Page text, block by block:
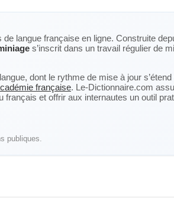
langue française en ligne. Construite
s’inscrit dans un travail régulier de
dont le rythme de mise à jour
française. Le-Dictionnaire.com
et offrir aux internautes un outil
publiques.